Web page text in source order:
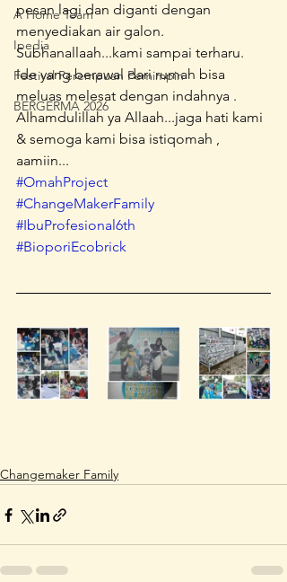
A Home Team
Ipedia
Festival Perempuan Pemimpin
BERGERMA 2026
pesan lagi dan diganti dengan
menyediakan air galon.
Subhanallaah...kami sampai terharu.
Ide yang berawal dari rumah bisa
meluas melesat dengan indahnya .
Alhamdulillah ya Allaah...jaga hati kami
& semoga kami bisa istiqomah ,
aamiin...
#OmahProject
#ChangeMakerFamily
#IbuProfesional6th
#BioporiEcobrick
Changemaker Family